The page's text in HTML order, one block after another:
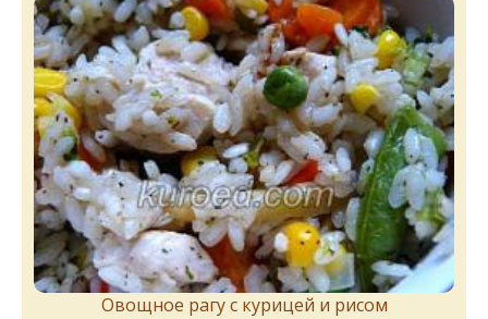
Овощное рагу с курицей и рисом